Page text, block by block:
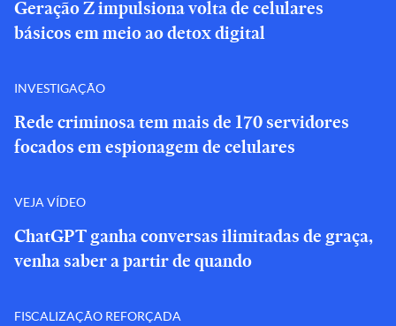
Geração Z impulsiona volta de celulares
básicos em meio ao detox digital
INVESTIGAÇÃO
Rede criminosa tem mais de 170 servidores
focados em espionagem de celulares
VEJA VÍDEO
ChatGPT ganha conversas ilimitadas de graça,
venha saber a partir de quando
FISCALIZAÇÃO REFORÇADA